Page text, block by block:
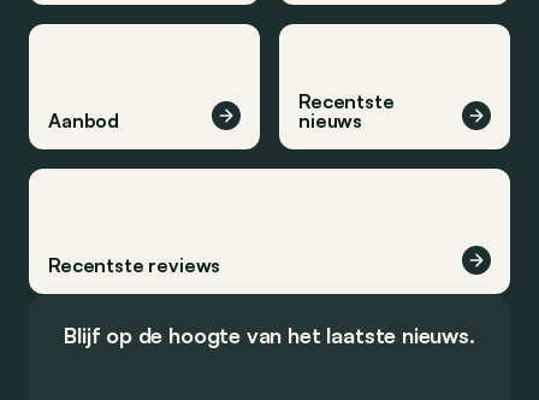
Aanbod
Recentste
nieuws
Recentste reviews
Blijf op de hoogte van het laatste nieuws.